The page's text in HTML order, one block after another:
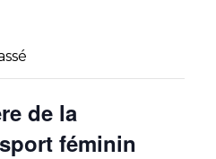
de la
féminin